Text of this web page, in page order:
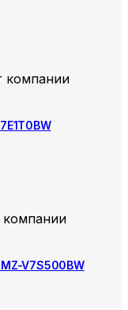
компании
компании
V7S500BW